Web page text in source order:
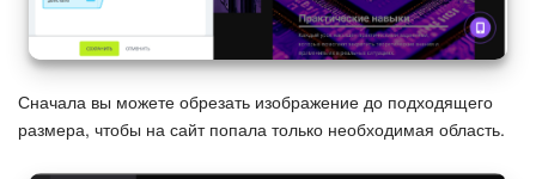
Диск
База знаний
Сначала вы можете обрезать изображение до подходящего
размера, чтобы на сайт попала только необходимая область.